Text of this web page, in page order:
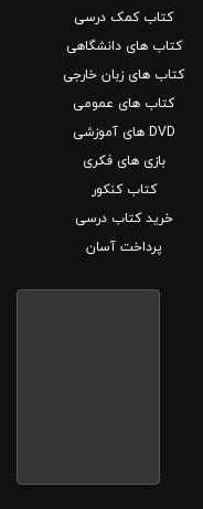
کتاب کمک درسی
کتاب های دانشگاهی
کتاب های زبان خارجی
کتاب های عمومی
DVD های آموزشی
بازی های فکری
کتاب کنکور
خرید کتاب درسی
پرداخت آسان